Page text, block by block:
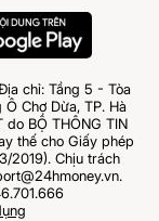
chỉ: Tầng 5 - Tòa
Chợ Dừa, TP. Hà
do BỘ THÔNG TIN
thế cho Giấy phép
2019). Chịu trách